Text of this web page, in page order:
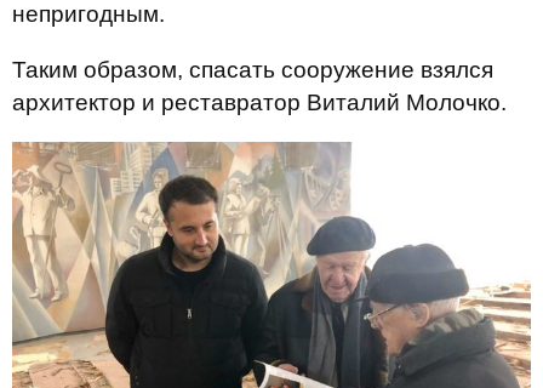
непригодным.
Таким образом, спасать сооружение взялся
архитектор и реставратор Виталий Молочко.